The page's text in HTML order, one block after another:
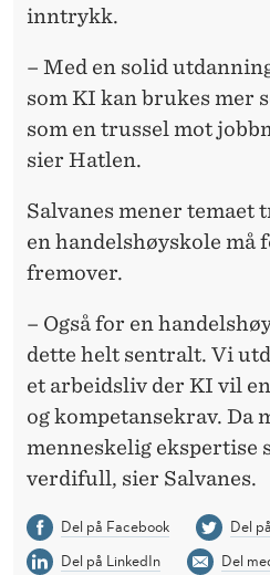
inntrykk.
– Med en solid
som KI kan brukes mer
som en trussel mot
sier Hatlen.
Salvanes mener temaet
en handelshøyskole må
fremover.
– Også for en
dette helt sentralt. Vi
et arbeidsliv der KI vil
og kompetansekrav. Da
menneskelig ekspertise
verdifull, sier Salvanes.
Del på Facebook
Del
Del på LinkedIn
Del